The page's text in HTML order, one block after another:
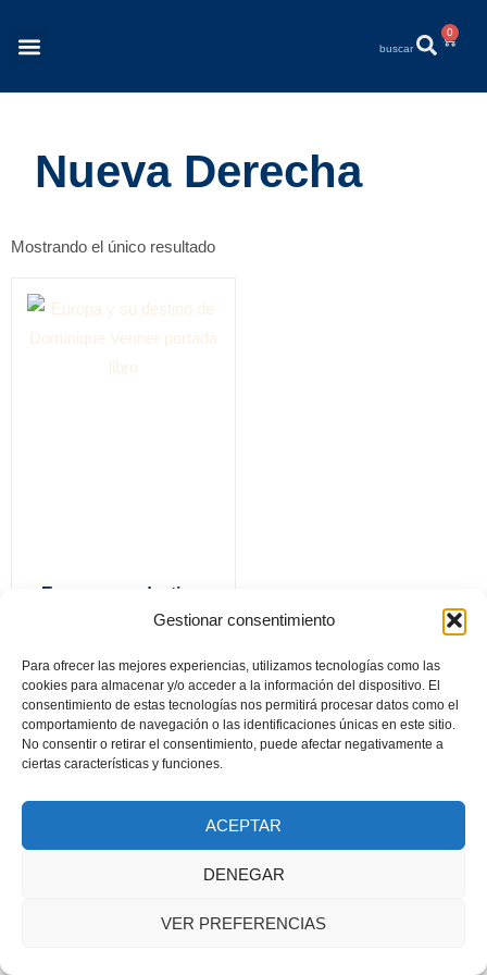
Gestionar consentimiento
Para ofrecer las mejores experiencias, utilizamos tecnologías como las
cookies para almacenar y/o acceder a la información del dispositivo. El
consentimiento de estas tecnologías nos permitirá procesar datos como el
comportamiento de navegación o las identificaciones únicas en este sitio.
No consentir o retirar el consentimiento, puede afectar negativamente a
ciertas características y funciones.
ACEPTAR
DENEGAR
VER PREFERENCIAS
0
Nueva Derecha
Mostrando el único resultado
Europa y su destino.
De ayer a mañana…
Documento seguridad GSPR
2024 © Todos los derechos reservados. Diseñado por Asa